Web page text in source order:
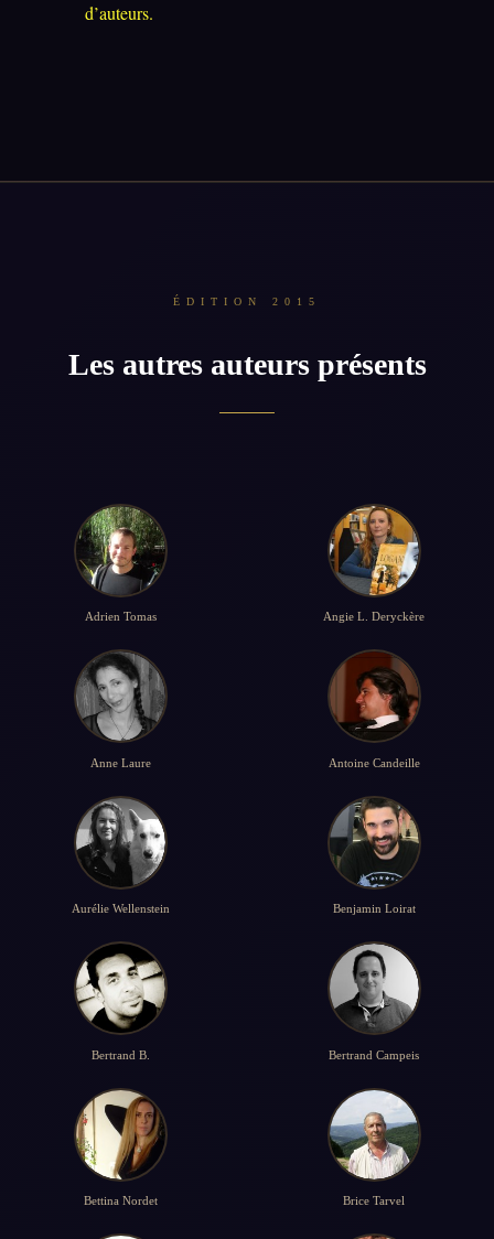
d’auteurs.
ÉDITION 2015
Les autres auteurs présents
Adrien Tomas Angie L. Deryckère
Anne Laure Antoine Candeille
Aurélie Wellenstein Benjamin Loirat
Bertrand B. Bertrand Campeis
Bettina Nordet Brice Tarvel